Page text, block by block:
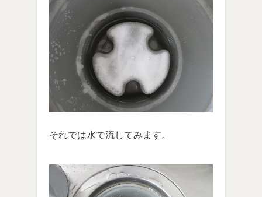
それでは水で流してみます。